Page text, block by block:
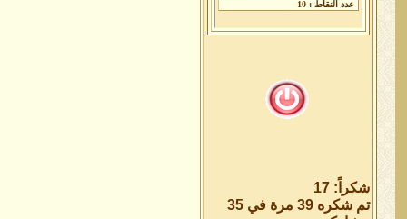
شكراً: 17
تم شكره 39 مرة في 35